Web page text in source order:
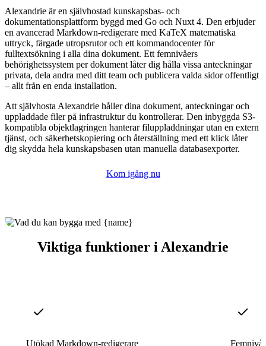
Alexandrie är en självhostad kunskapsbas- och
dokumentationsplattform byggd med Go och Nuxt 4. Den erbjuder
en avancerad Markdown-redigerare med KaTeX matematiska
uttryck, färgade utropsrutor och ett kommandocenter för
fulltextsökning i alla dina dokument. Ett femnivåers
behörighetssystem per dokument låter dig hålla vissa anteckningar
privata, dela andra med ditt team och publicera valda sidor offentligt
– allt från en enda installation.
Att självhosta Alexandrie håller dina dokument, anteckningar och
uppladdade filer på infrastruktur du kontrollerar. Den inbyggda S3-
kompatibla objektlagringen hanterar filuppladdningar utan en extern
tjänst, och säkerhetskopiering och återställning med ett klick låter
dig skydda hela kunskapsbasen utan manuella databasexporter.
Kom igång nu
Viktiga funktioner i Alexandrie
Utökad Markdown-redigerare